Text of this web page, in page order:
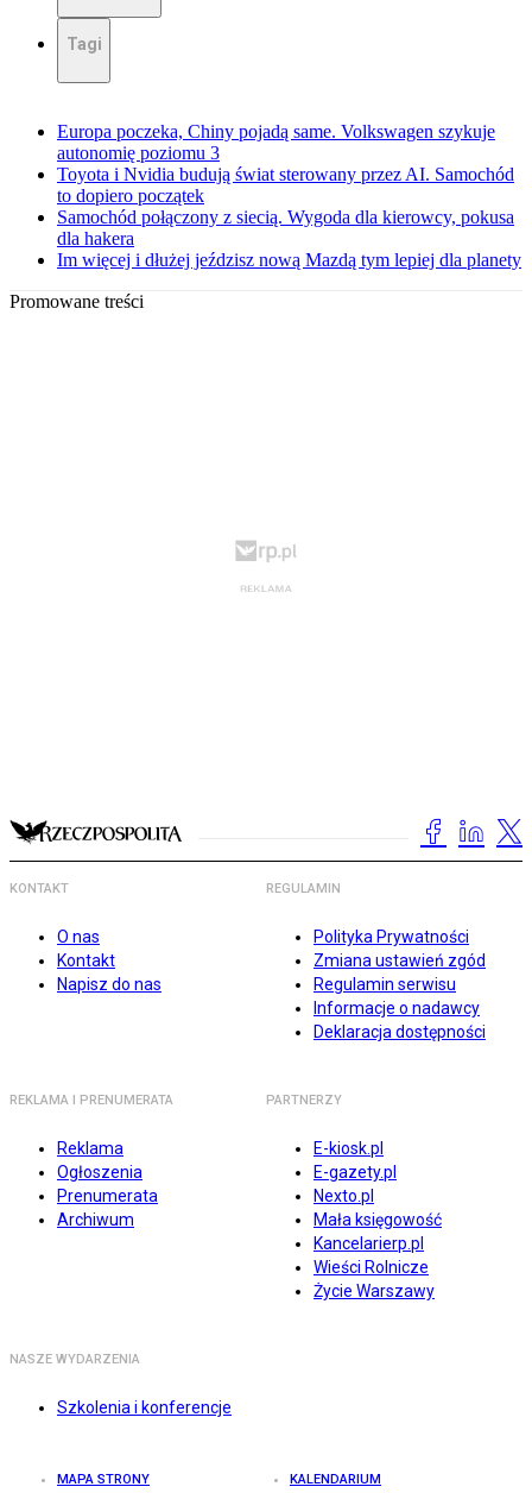
Tagi
Europa poczeka, Chiny pojadą same. Volkswagen szykuje
autonomię poziomu 3
Toyota i Nvidia budują świat sterowany przez AI. Samochód
to dopiero początek
Samochód połączony z siecią. Wygoda dla kierowcy, pokusa
dla hakera
Im więcej i dłużej jeździsz nową Mazdą tym lepiej dla planety
Promowane treści
KONTAKT
O nas
Kontakt
Napisz do nas
REGULAMIN
Polityka Prywatności
Zmiana ustawień zgód
Regulamin serwisu
Informacje o nadawcy
Deklaracja dostępności
REKLAMA I PRENUMERATA
Reklama
Ogłoszenia
Prenumerata
Archiwum
PARTNERZY
E-kiosk.pl
E-gazety.pl
Nexto.pl
Mała księgowość
Kancelarierp.pl
Wieści Rolnicze
Życie Warszawy
NASZE WYDARZENIA
Szkolenia i konferencje
MAPA STRONY KALENDARIUM